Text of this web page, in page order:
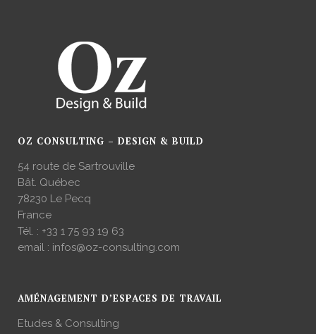
OZ CONSULTING – DESIGN & BUILD
54 route de Sartrouville
Bât. Québec
78230 Le Pecq
France
Tél. : +33 1 75 93 19 63
email : infos@oz-consulting.com
AMÉNAGEMENT D’ESPACES DE TRAVAIL
Etudes & Consulting